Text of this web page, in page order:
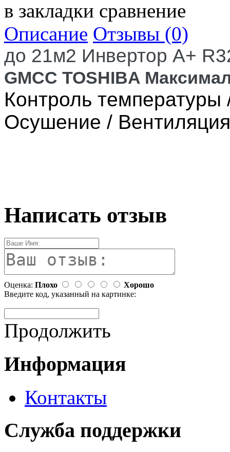
в закладки сравнение
Описание Отзывы (0)
до 21м2 Инвертор А+
GMCC TOSHIBA
Контроль
Осушение / Вентиляция
Написать отзыв
Оценка: Плохо
Хорошо
Введите код, указанный на картинке:
Продолжить
Информация
Контакты
Служба поддержки